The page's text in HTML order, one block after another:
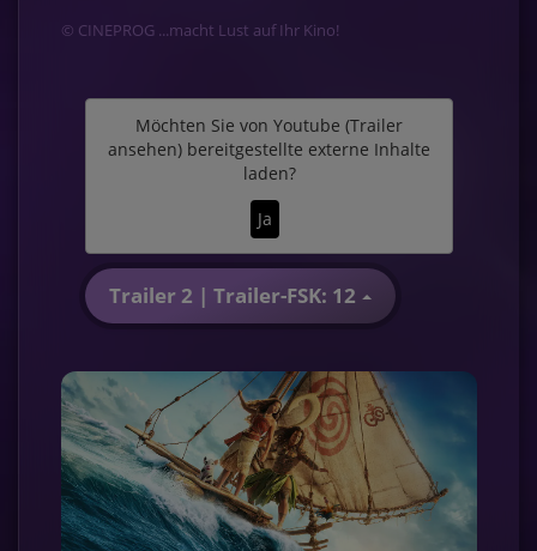
© CINEPROG ...macht Lust auf Ihr Kino!
Möchten Sie von Youtube (Trailer
ansehen) bereitgestellte externe Inhalte
laden?
Ja
Trailer 2 | Trailer-FSK: 12